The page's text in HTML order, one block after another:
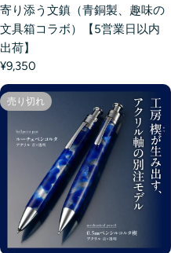
寄り添う文鎮（青銅製、趣味の
文具箱コラボ）【5営業日以内
出荷】
¥9,350
売り切れ